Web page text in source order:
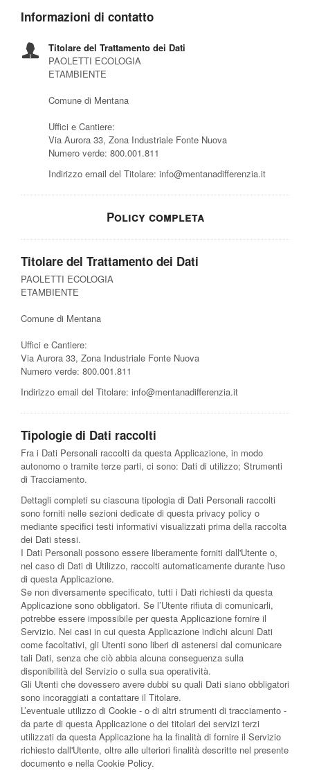
Informazioni di contatto
Titolare del Trattamento dei Dati
PAOLETTI ECOLOGIA
ETAMBIENTE
Comune di Mentana
Uffici e Cantiere:
Via Aurora 33, Zona Industriale Fonte Nuova
Numero verde: 800.001.811
Indirizzo email del Titolare: info@mentanadifferenzia.it
Policy completa
Titolare del Trattamento dei Dati
PAOLETTI ECOLOGIA
ETAMBIENTE
Comune di Mentana
Uffici e Cantiere:
Via Aurora 33, Zona Industriale Fonte Nuova
Numero verde: 800.001.811
Indirizzo email del Titolare: info@mentanadifferenzia.it
Tipologie di Dati raccolti
Fra i Dati Personali raccolti da questa Applicazione, in modo
autonomo o tramite terze parti, ci sono: Dati di utilizzo; Strumenti
di Tracciamento.
Dettagli completi su ciascuna tipologia di Dati Personali raccolti
sono forniti nelle sezioni dedicate di questa privacy policy o
mediante specifici testi informativi visualizzati prima della raccolta
dei Dati stessi.
I Dati Personali possono essere liberamente forniti dall'Utente o,
nel caso di Dati di Utilizzo, raccolti automaticamente durante l'uso
di questa Applicazione.
Se non diversamente specificato, tutti i Dati richiesti da questa
Applicazione sono obbligatori. Se l’Utente rifiuta di comunicarli,
potrebbe essere impossibile per questa Applicazione fornire il
Servizio. Nei casi in cui questa Applicazione indichi alcuni Dati
come facoltativi, gli Utenti sono liberi di astenersi dal comunicare
tali Dati, senza che ciò abbia alcuna conseguenza sulla
disponibilità del Servizio o sulla sua operatività.
Gli Utenti che dovessero avere dubbi su quali Dati siano obbligatori
sono incoraggiati a contattare il Titolare.
L’eventuale utilizzo di Cookie - o di altri strumenti di tracciamento -
da parte di questa Applicazione o dei titolari dei servizi terzi
utilizzati da questa Applicazione ha la finalità di fornire il Servizio
richiesto dall'Utente, oltre alle ulteriori finalità descritte nel presente
documento e nella Cookie Policy.